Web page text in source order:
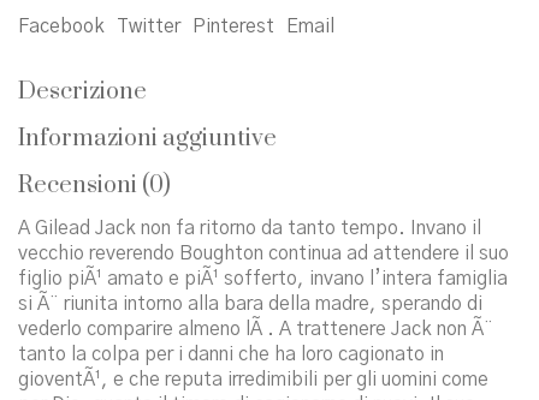
Facebook Twitter Pinterest Email
Descrizione
Informazioni aggiuntive
Recensioni (0)
A Gilead Jack non fa ritorno da tanto tempo. Invano il
vecchio reverendo Boughton continua ad attendere il suo
figlio piÃ¹ amato e piÃ¹ sofferto, invano l’intera famiglia
si Ã¨ riunita intorno alla bara della madre, sperando di
vederlo comparire almeno lÃ . A trattenere Jack non Ã¨
tanto la colpa per i danni che ha loro cagionato in
gioventÃ¹, e che reputa irredimibili per gli uomini come